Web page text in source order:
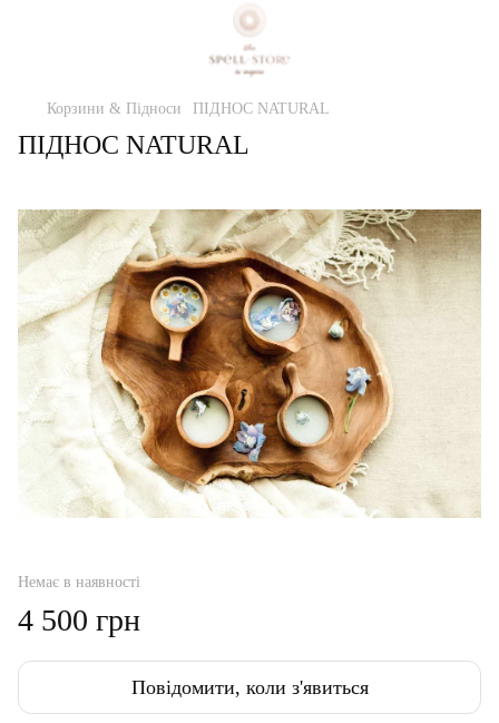
Корзини & Підноси ПIДНОС NATURAL
ПIДНОС NATURAL
Немає в наявності
4 500 грн
Повідомити, коли з'явиться